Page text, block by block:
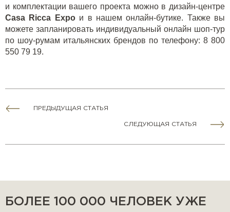
и комплектации вашего проекта можно в дизайн-центре
Casa Ricca Expoи в нашемонлайн-бутике. Также вы
можете запланировать индивидуальный онлайн шоп-тур
по шоу-румам итальянских брендов по телефону: 8 800
550 79 19.
ПРЕДЫДУЩАЯ СТАТЬЯ
СЛЕДУЮЩАЯ СТАТЬЯ
БОЛЕЕ 100 000 ЧЕЛОВЕК УЖЕ